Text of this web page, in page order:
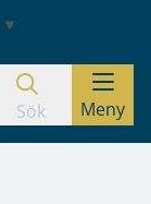
Sök Meny